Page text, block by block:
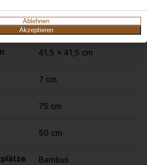
Ablehnen
Akzeptieren
210 x 90 cm
41,5 x 41,5 cm
7 cm
75 cm
50 cm
Bambus